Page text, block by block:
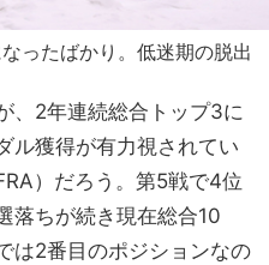
ったばかり。低迷期の脱出
、2年連続総合トップ3に
ル獲得が有力視されてい
）だろう。第5戦で4位
落ちが続き現在総合10
は2番目のポジションなの